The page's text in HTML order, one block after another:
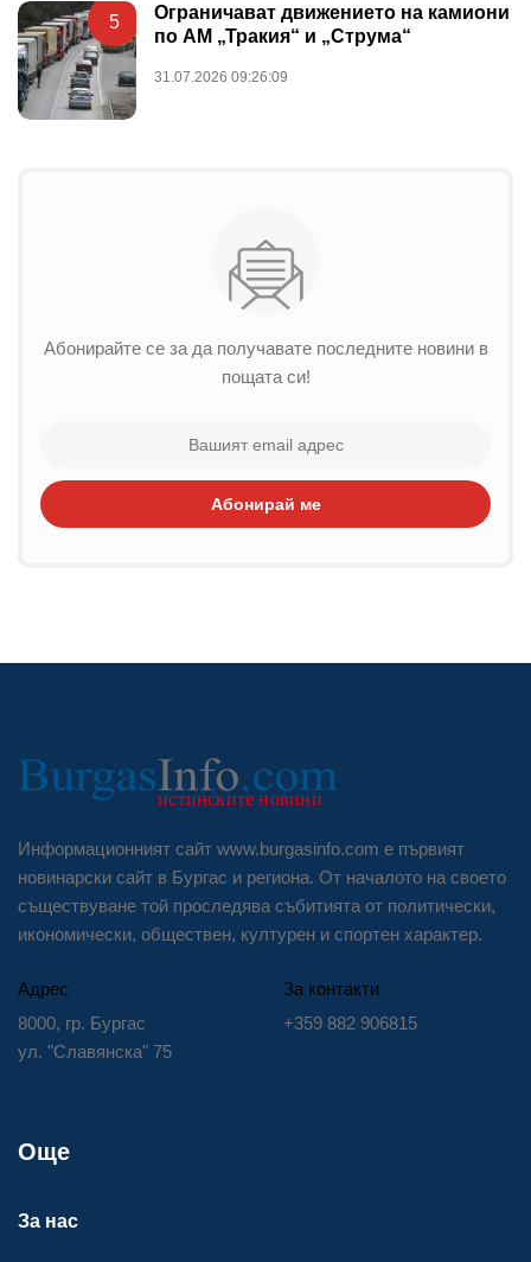
5
Ограничават движението на камиони
по АМ „Тракия“ и „Струма“
31.07.2026 09:26:09
Абонирайте се за да получавате последните новини в
пощата си!
Абонирай ме
Информационният сайт www.burgasinfo.com е първият
новинарски сайт в Бургас и региона. От началото на своето
съществуване той проследява събитията от политически,
икономически, обществен, културен и спортен характер.
Адрес
8000, гр. Бургас
ул. "Славянска" 75
За контакти
+359 882 906815
Още
За нас